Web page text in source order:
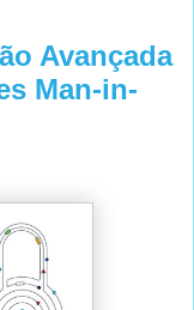
Avançada
Man-in-